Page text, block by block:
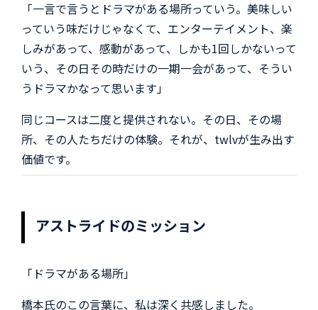
「一言で言うとドラマがある場所っていう。美味しい
っていう味だけじゃなくて、エンターテイメント、楽
しみがあって、感動があって、しかも1回しかないって
いう、その日その時だけの一期一会があって、そうい
うドラマかなって思います」
同じコースは二度と提供されない。その日、その場
所、その人たちだけの体験。それが、twlvが生み出す
価値です。
アストライドのミッション
「ドラマがある場所」
橋本氏のこの言葉に、私は深く共感しました。